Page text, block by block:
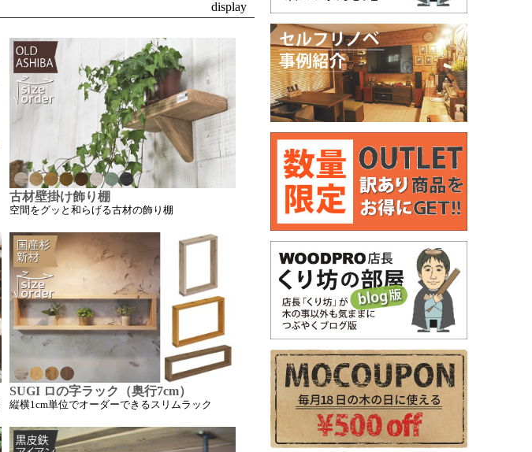
古材壁掛け飾り棚
空間をグッと和らげる古材の飾り棚
SUGI ロの字ラック（奥行7cm）
縦横1cm単位でオーダーできるスリムラック